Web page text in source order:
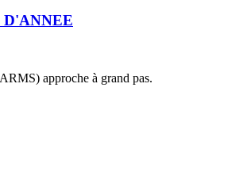
D'ANNEE
approche à grand pas.